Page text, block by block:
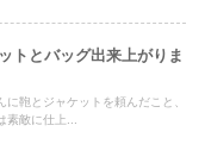
トとバッグ出来上がりま
鞄とジャケットを頼んだこと、
敵に仕上...